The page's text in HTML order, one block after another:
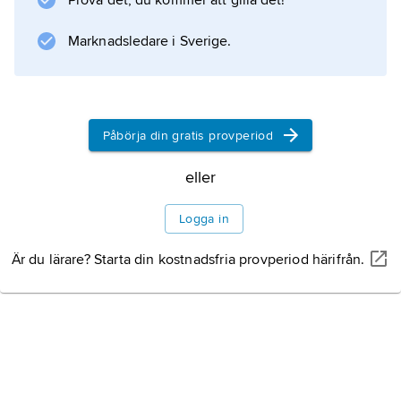
dominerar.
Information om artikeln
Marknadsledare i Sverige.
Påbörja din gratis provperiod
eller
Logga in
Är du lärare? Starta din kostnadsfria provperiod härifrån.